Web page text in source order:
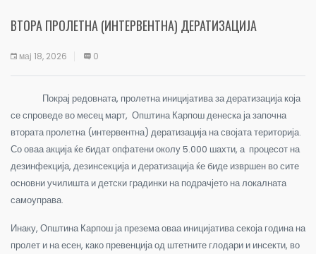
ВТОРА ПРОЛЕТНА (ИНТЕРВЕНТНА) ДЕРАТИЗАЦИЈА
мај 18, 2026 0
Покрај редовната, пролетна иницијатива за дератизација која
се спроведе во месец март, Општина Карпош денеска ја започна
втората пролетна (интервентна) дератизација на својата територија.
Со оваа акција ќе бидат опфатени околу 5.000 шахти, а процесот на
дезинфекција, дезинсекција и дератизација ќе биде извршен во сите
основни училишта и детски градинки на подрачјето на локалната
самоуправа.
Инаку, Општина Карпош ја презема оваа иницијатива секоја година на
пролет и на есен, како превенција од штетните глодари и инсекти, во